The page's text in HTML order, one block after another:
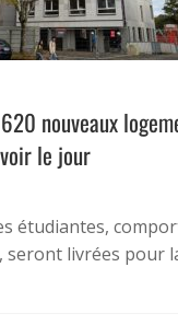
nouveaux
le jour
étudiantes,
seront livrées pour